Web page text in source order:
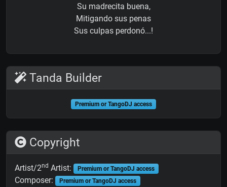
Su madrecita buena,
Mitigando sus penas
Sus culpas perdonó...!
Tanda Builder
Premium or TangoDJ access
Copyright
Artist/2nd Artist: Premium or TangoDJ access
Composer: Premium or TangoDJ access